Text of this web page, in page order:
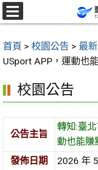
跳
至
要
內
區
首頁 > 校園公告 > 最
USport APP，運動也
校園公告
公告主旨
轉知:臺
動也能賺
發佈日期
2026 年
選
單